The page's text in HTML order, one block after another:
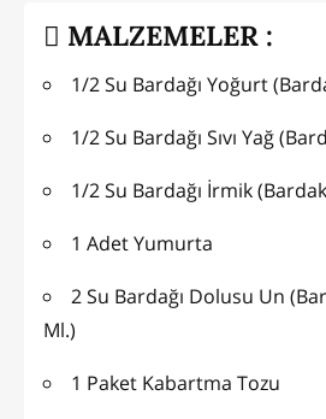
MALZEMELER :
1/2 Su Bardağı Yoğurt
1/2 Su Bardağı Sıvı Yağ
1/2 Su Bardağı İrmik
1 Adet Yumurta
2 Su Bardağı Dolusu Un
Ml.)
1 Paket Kabartma Tozu